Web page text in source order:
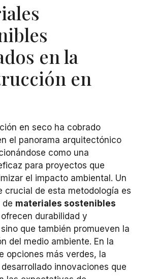
en la
en
en seco ha cobrado
el panorama arquitectónico
como una
para proyectos que
el impacto ambiental. Un
crucial de esta metodología es
de materiales sostenibles
durabilidad y
que también promueven la
del medio ambiente. En la
opciones más verdes, la
innovaciones que